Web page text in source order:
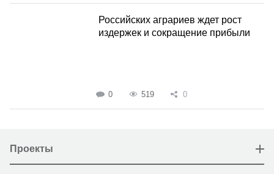
Российских аграриев ждет рост
издержек и сокращение прибыли
0 519 0
Проекты